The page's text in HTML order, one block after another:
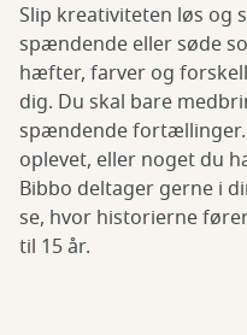
Slip kreativiteten løs og
spændende eller søde
hæfter, farver og
dig. Du skal bare
spændende
oplevet, eller noget du
Bibbo deltager gerne i
se, hvor historierne
til 15 år.